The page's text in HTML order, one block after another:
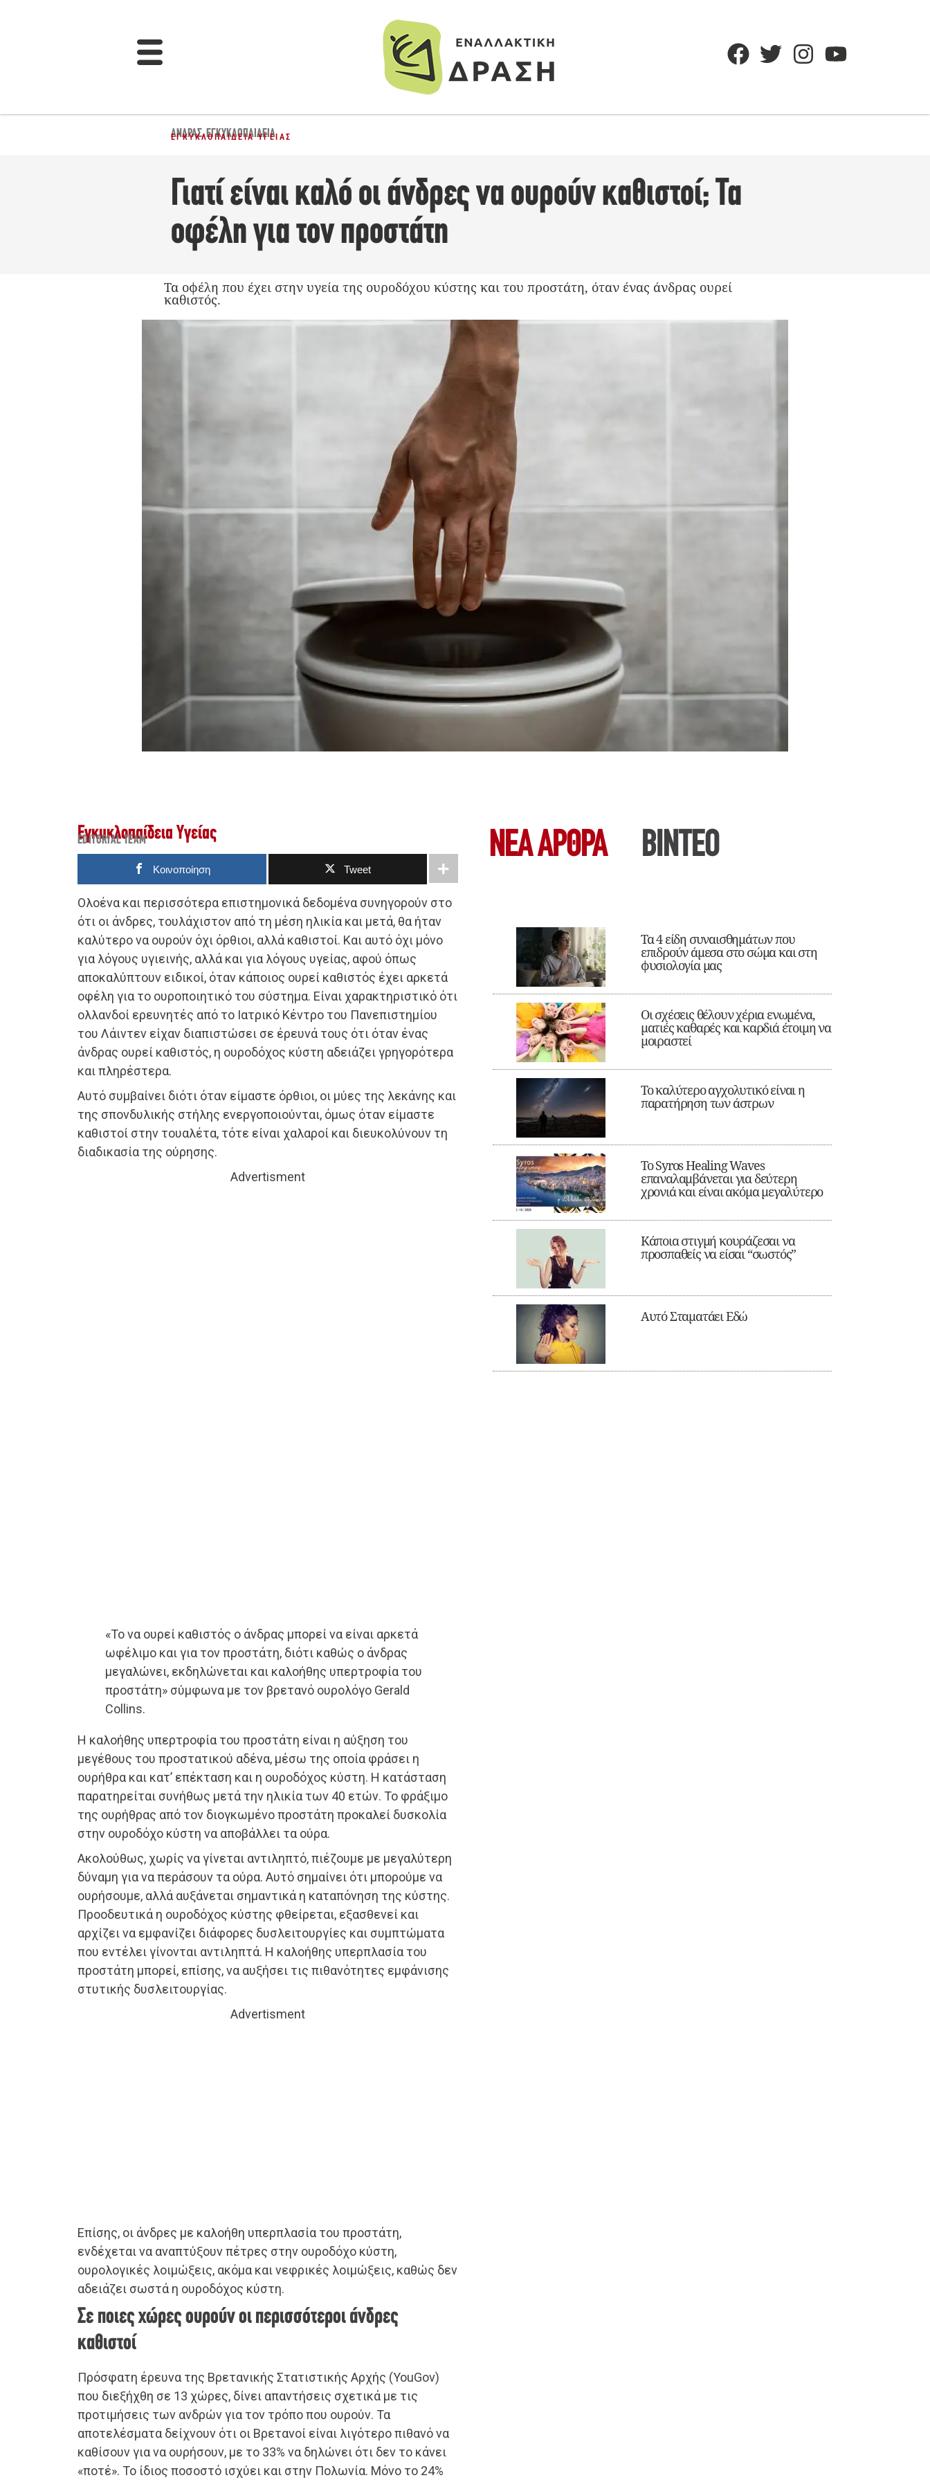
ΆΝΔΡΑΣ,ΕΓΚΥΚΛΟΠΑΙΔΕΙΑ
ΕΓΚΥΚΛΟΠΑΊΔΕΙΑ ΥΓΕΊΑΣ
Γιατί είναι καλό οι άνδρες να ουρούν καθιστοί; Τα
οφέλη για τον προστάτη
Τα οφέλη που έχει στην υγεία της ουροδόχου κύστης και του προστάτη, όταν ένας άνδρας ουρεί
καθιστός.
Εγκυκλοπαίδεια Υγείας
EDITORIAL TEAM
Κοινοποίηση Tweet
Ολοένα και περισσότερα επιστημονικά δεδομένα συνηγορούν στο
ότι οι άνδρες, τουλάχιστον από τη μέση ηλικία και μετά, θα ήταν
καλύτερο να ουρούν όχι όρθιοι, αλλά καθιστοί. Και αυτό όχι μόνο
για λόγους υγιεινής, αλλά και για λόγους υγείας, αφού όπως
αποκαλύπτουν ειδικοί, όταν κάποιος ουρεί καθιστός έχει αρκετά
οφέλη για το ουροποιητικό του σύστημα. Είναι χαρακτηριστικό ότι
ολλανδοί ερευνητές από το Ιατρικό Κέντρο του Πανεπιστημίου
του Λάιντεν είχαν διαπιστώσει σε έρευνά τους ότι όταν ένας
άνδρας ουρεί καθιστός, η ουροδόχος κύστη αδειάζει γρηγορότερα
και πληρέστερα.
Αυτό συμβαίνει διότι όταν είμαστε όρθιοι, οι μύες της λεκάνης και
της σπονδυλικής στήλης ενεργοποιούνται, όμως όταν είμαστε
καθιστοί στην τουαλέτα, τότε είναι χαλαροί και διευκολύνουν τη
διαδικασία της ούρησης.
Advertisment
«Το να ουρεί καθιστός ο άνδρας μπορεί να είναι αρκετά
ωφέλιμο και για τον προστάτη, διότι καθώς ο άνδρας
μεγαλώνει, εκδηλώνεται και καλοήθης υπερτροφία του
προστάτη» σύμφωνα με τον βρετανό ουρολόγο Gerald
Collins.
Η καλοήθης υπερτροφία του προστάτη είναι η αύξηση του
μεγέθους του προστατικού αδένα, μέσω της οποία φράσει η
ουρήθρα και κατ’ επέκταση και η ουροδόχος κύστη. Η κατάσταση
παρατηρείται συνήθως μετά την ηλικία των 40 ετών. Το φράξιμο
της ουρήθρας από τον διογκωμένο προστάτη προκαλεί δυσκολία
στην ουροδόχο κύστη να αποβάλλει τα ούρα.
Ακολούθως, χωρίς να γίνεται αντιληπτό, πιέζουμε με μεγαλύτερη
δύναμη για να περάσουν τα ούρα. Αυτό σημαίνει ότι μπορούμε να
ουρήσουμε, αλλά αυξάνεται σημαντικά η καταπόνηση της κύστης.
Προοδευτικά η ουροδόχος κύστης φθείρεται, εξασθενεί και
αρχίζει να εμφανίζει διάφορες δυσλειτουργίες και συμπτώματα
που εντέλει γίνονται αντιληπτά. Η καλοήθης υπερπλασία του
προστάτη μπορεί, επίσης, να αυξήσει τις πιθανότητες εμφάνισης
στυτικής δυσλειτουργίας.
Advertisment
Επίσης, οι άνδρες με καλοήθη υπερπλασία του προστάτη,
ενδέχεται να αναπτύξουν πέτρες στην ουροδόχο κύστη,
ουρολογικές λοιμώξεις, ακόμα και νεφρικές λοιμώξεις, καθώς δεν
αδειάζει σωστά η ουροδόχος κύστη.
Σε ποιες χώρες ουρούν οι περισσότεροι άνδρες
καθιστοί
Πρόσφατη έρευνα της Βρετανικής Στατιστικής Αρχής (YouGov)
που διεξήχθη σε 13 χώρες, δίνει απαντήσεις σχετικά με τις
προτιμήσεις των ανδρών για τον τρόπο που ουρούν. Τα
αποτελέσματα δείχνουν ότι οι Βρετανοί είναι λιγότερο πιθανό να
καθίσουν για να ουρήσουν, με το 33% να δηλώνει ότι δεν το κάνει
«ποτέ». Το ίδιος ποσοστό ισχύει και στην Πολωνία. Μόνο το 24%
ΝΕΑ ΆΡΘΡΑ ΒΙΝΤΕΟ
Τα 4 είδη συναισθημάτων που
επιδρούν άμεσα στο σώμα και στη
φυσιολογία μας
Οι σχέσεις θέλουν χέρια ενωμένα,
ματιές καθαρές και καρδιά έτοιμη να
μοιραστεί
Το καλύτερο αγχολυτικό είναι η
παρατήρηση των άστρων
Το Syros Healing Waves
επαναλαμβάνεται για δεύτερη
χρονιά και είναι ακόμα μεγαλύτερο
Κάποια στιγμή κουράζεσαι να
προσπαθείς να είσαι “σωστός”
Αυτό Σταματάει Εδώ